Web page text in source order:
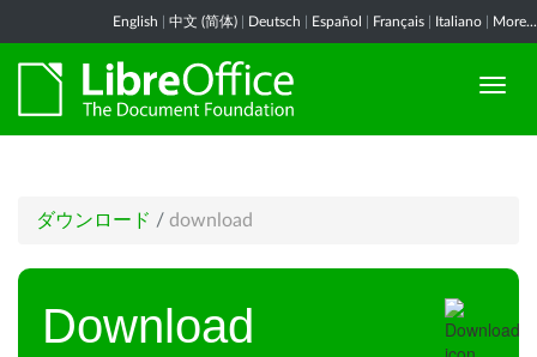
English 中文 (简体) Deutsch Español Français Italiano More...
ダウンロード / download
Download